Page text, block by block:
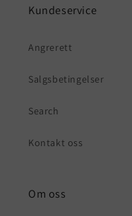
Kundeservice
Angrerett
Salgsbetingelser
Search
Kontakt oss
Om oss